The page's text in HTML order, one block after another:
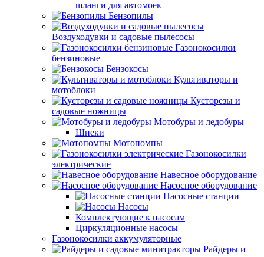
шланги для автомоек
Бензопилы
Воздуходувки и садовые пылесосы
Газонокосилки
бензиновые
Бензокосы
Культиваторы и
мотоблоки
Кусторезы и
садовые ножницы
Мотобуры и ледобуры
Шнеки
Мотопомпы
Газонокосилки
электрические
Навесное оборудование
Насосное оборудование
Насосные станции
Насосы
Комплектующие к насосам
Циркуляционные насосы
Газонокосилки аккумуляторные
Райдеры и